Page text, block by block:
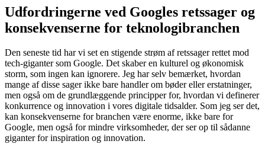
Udfordringerne ved Googles retssager og
konsekvenserne for teknologibranchen
Den seneste tid har vi set en stigende strøm af retssager rettet mod
tech-giganter som Google. Det skaber en kulturel og økonomisk
storm, som ingen kan ignorere. Jeg har selv bemærket, hvordan
mange af disse sager ikke bare handler om bøder eller erstatninger,
men også om de grundlæggende principper for, hvordan vi definerer
konkurrence og innovation i vores digitale tidsalder. Som jeg ser det,
kan konsekvenserne for branchen være enorme, ikke bare for
Google, men også for mindre virksomheder, der ser op til sådanne
giganter for inspiration og innovation.